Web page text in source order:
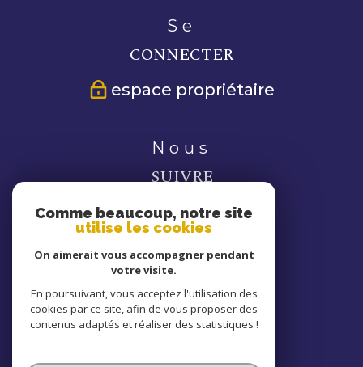
se
CONNECTER
espace propriétaire
nous
SUIVRE
nous
ADHÉRONS
Comme beaucoup, notre site
utilise les cookies
On aimerait vous accompagner pendant
votre visite.
En poursuivant, vous acceptez l'utilisation des
cookies par ce site, afin de vous proposer des
contenus adaptés et réaliser des statistiques !